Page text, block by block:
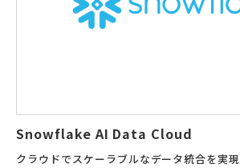
Snowflake AI Data Cloud
クラウドでスケーラブルなデータ統合を実現